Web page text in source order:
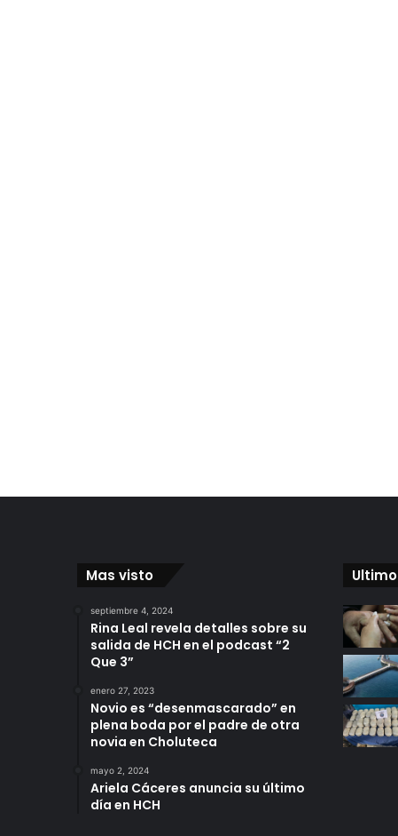
Mas visto
septiembre 4, 2024
Rina Leal revela detalles sobre su
salida de HCH en el podcast “2
Que 3”
enero 27, 2023
Novio es “desenmascarado” en
plena boda por el padre de otra
novia en Choluteca
mayo 2, 2024
Ariela Cáceres anuncia su último
día en HCH
Ultimo